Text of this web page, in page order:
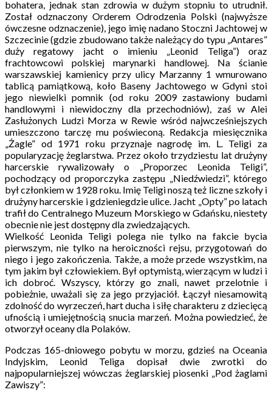
bohatera, jednak stan zdrowia w dużym stopniu to utrudnił.
Został odznaczony Orderem Odrodzenia Polski (najwyższe
ówczesne odznaczenie), jego imię nadano Stoczni Jachtowej w
Szczecinie (gdzie zbudowano także należący do typu „Antares”
duży regatowy jacht o imieniu „Leonid Teliga”) oraz
frachtowcowi polskiej marynarki handlowej. Na ścianie
warszawskiej kamienicy przy ulicy Marzanny 1 wmurowano
tablicą pamiątkową, koło Baseny Jachtowego w Gdyni stoi
jego niewielki pomnik (od roku 2009 zastawiony budami
handlowymi i niewidoczny dla przechodniów), zaś w Alei
Zasłużonych Ludzi Morza w Rewie wśród najwcześniejszych
umieszczono tarczę mu poświeconą. Redakcja miesięcznika
„Żagle” od 1971 roku przyznaje nagrodę im. L. Teligi za
popularyzację żeglarstwa. Przez około trzydziestu lat drużyny
harcerskie rywalizowały o „Proporzec Leonida Teligi”,
pochodzący od proporczyka zastępu „Niedźwiedzi”, którego
był członkiem w 1928 roku. Imię Teligi noszą też liczne szkoły i
drużyny harcerskie i gdzieniegdzie ulice. Jacht „Opty” po latach
trafił do Centralnego Muzeum Morskiego w Gdańsku, niestety
obecnie nie jest dostępny dla zwiedzających.
Wielkość Leonida Teligi polega nie tylko na fakcie bycia
pierwszym, nie tylko na heroiczności rejsu, przygotowań do
niego i jego zakończenia. Także, a może przede wszystkim, na
tym jakim był człowiekiem. Był optymistą, wierzącym w ludzi i
ich dobroć. Wszyscy, którzy go znali, nawet przelotnie i
pobieżnie, uważali się za jego przyjaciół. Łączył niesamowitą
zdolność do wyrzeczeń, hart ducha i siłę charakteru z dziecięcą
ufnością i umiejętnością snucia marzeń. Można powiedzieć, że
otworzył oceany dla Polaków.
Podczas 165-dniowego pobytu w morzu, gdzieś na Oceania
Indyjskim, Leonid Teliga dopisał dwie zwrotki do
najpopularniejszej wówczas żeglarskiej piosenki „Pod żaglami
Zawiszy”: